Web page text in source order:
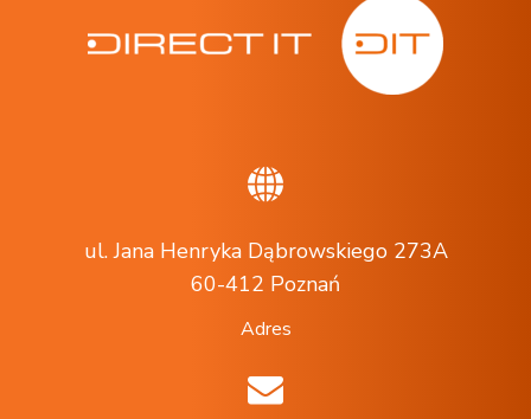
ul. Jana Henryka Dąbrowskiego 273A
60-412 Poznań
Adres